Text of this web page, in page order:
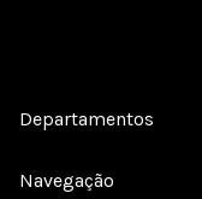
Departamentos
Navegação